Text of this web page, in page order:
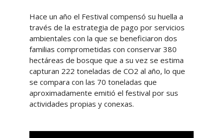
Hace un año el Festival compensó su huella a
través de la estrategia de pago por servicios
ambientales con la que se beneficiaron dos
familias comprometidas con conservar 380
hectáreas de bosque que a su vez se estima
capturan 222 toneladas de CO2 al año, lo que
se compara con las 70 toneladas que
aproximadamente emitió el festival por sus
actividades propias y conexas.